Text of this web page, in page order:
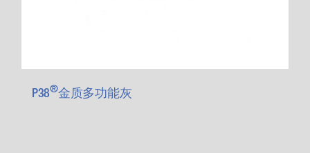
P38®金质多功能灰